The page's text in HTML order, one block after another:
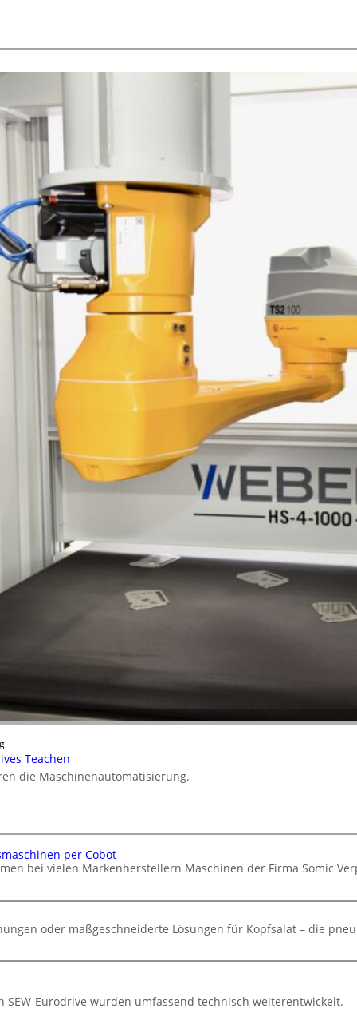
Teachen
die Maschinenautomatisierung.
per Cobot
bei vielen Markenherstellern Maschinen der Firma Somic
oder maßgeschneiderte Lösungen für Kopfsalat – die
SEW-Eurodrive wurden umfassend technisch weiterentwickelt.